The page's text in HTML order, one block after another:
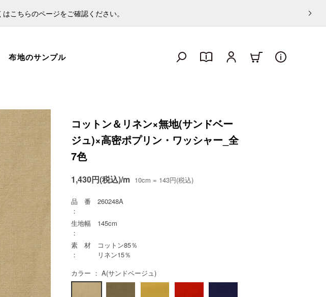
こちらのページをご確認ください。
布地のサンプル
コットン＆リネン×無地(サンドベー
ジュ)×高密ポプリン・ワッシャー_全
7色
1,430円(税込)/m 10cm = 143円(税込)
品 番
：
260248A
生地幅
：
145cm
素 材
：
コットン85％
リネン15％
カラー ： A(サンドベージュ)